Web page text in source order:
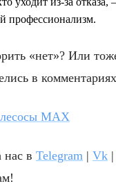
профессионализм.
«нет»? Или
в
MAX
нас в Telegram | Vk |